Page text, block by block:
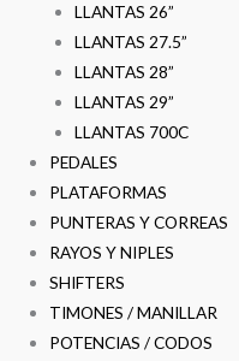
LLANTAS 26”
LLANTAS 27.5”
LLANTAS 28”
LLANTAS 29”
LLANTAS 700C
PEDALES
PLATAFORMAS
PUNTERAS Y CORREAS
RAYOS Y NIPLES
SHIFTERS
TIMONES / MANILLAR
POTENCIAS / CODOS